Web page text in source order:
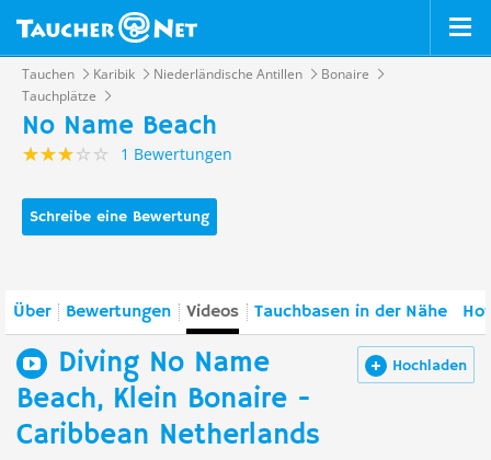
Tauchen Karibik Niederländische Antillen
Bonaire
Tauchplätze
No Name Beach
1 Bewertungen
Schreibe eine Bewertung
Über Bewertungen Videos Tauchbasen in der Nähe
Hochladen
Diving No Name
Beach, Klein Bonaire -
Caribbean Netherlands